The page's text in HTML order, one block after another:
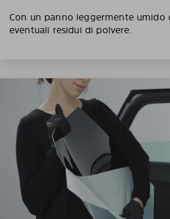
Con un panno leggermente umido
eventuali residui di polvere.